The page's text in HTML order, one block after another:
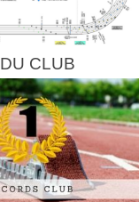
CLUB